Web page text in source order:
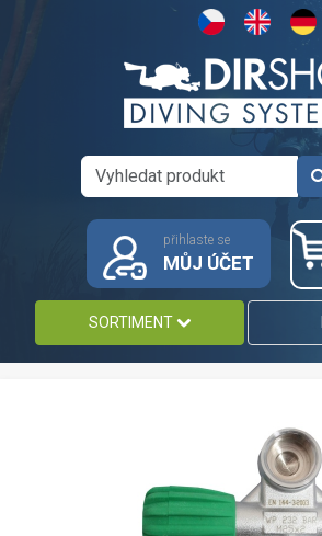
přihlaste se
MŮJ ÚČET
SORTIMENT